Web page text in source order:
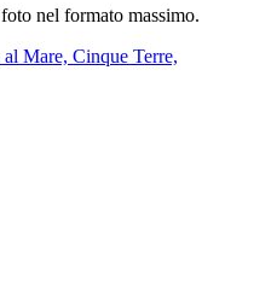
nel formato massimo.